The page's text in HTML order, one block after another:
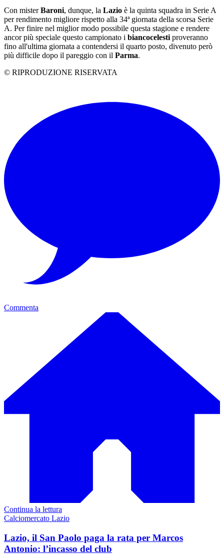
Con misterBaroni, dunque, la Lazio è la quinta squadra in Serie A
per rendimento migliore rispetto alla 34ª giornata della scorsa Serie
A. Per finire nel miglior modo possibile questa stagione e rendere
ancor più speciale questo campionato i biancocelesti proveranno
fino all'ultima giornata a contendersi il quarto posto, divenuto però
più difficile dopo il pareggio con il Parma.
© RIPRODUZIONE RISERVATA
Commenta
Continua la lettura
Calciomercato Lazio
Lazio, il San Paolo paga la rata per Marcos
Antonio: l’incasso del club